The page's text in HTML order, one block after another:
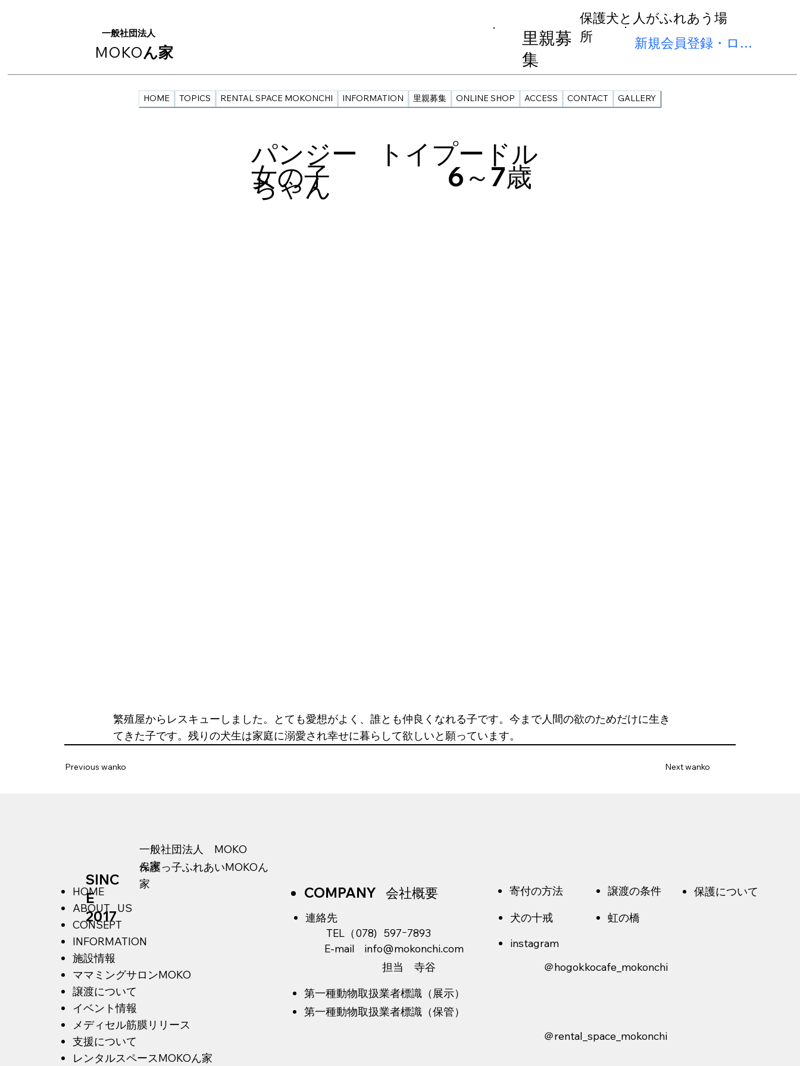
一般社団法人
MOKOん家
里親募
集
保護犬と人がふれあう場
所
新規会員登録・ログイン
HOME TOPICS RENTAL SPACE MOKONCHI INFORMATION 里親募集 ONLINE SHOP ACCESS CONTACT GALLERY
パンジー
ちゃん
女の子
トイプードル
6～7歳
繁殖屋からレスキューしました。とても愛想がよく、誰とも仲良くなれる子です。今まで人間の欲のためだけに生き
てきた子です。残りの犬生は家庭に溺愛され幸せに暮らして欲しいと願っています。
Previous wanko Next wanko
​一般社団法人 MOKO
ん家
HOME
ABOUT US
CONSEPT
INFORMATION
施設情報
ママミングサロンMOKO
譲渡について
イベント情報
メディセル筋膜リリース
支援について
​レンタルスペースMOKOん家
SINC
E
2017
​保護っ子ふれあいMOKOん
家
​第一種動物取扱業者標識（展示）
寄付の方法 譲渡の条件 保護について
​第一種動物取扱業者標識（保管）
COMPANY 会社概要
犬の十戒
instagram
虹の橋
＠hogokkocafe_mokonchi
＠rental_space_mokonchi
​連絡先
TEL（078) 597ｰ7893
E-mail info@mokonchi.com
​担当 寺谷